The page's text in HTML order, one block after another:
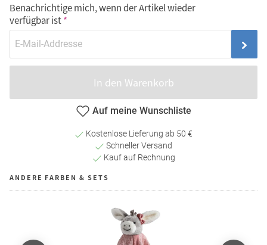
Benachrichtige mich, wenn der Artikel wieder
verfügbar ist
In den Warenkorb
Auf meine Wunschliste
Kostenlose Lieferung ab 50 €
Schneller Versand
Kauf auf Rechnung
ANDERE FARBEN & SETS